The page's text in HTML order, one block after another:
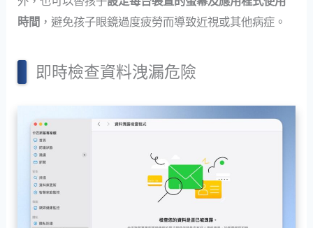
時間 ，避免孩子眼鏡過度疲勞而導致近視或其他病症。
即時檢查資料洩漏危險